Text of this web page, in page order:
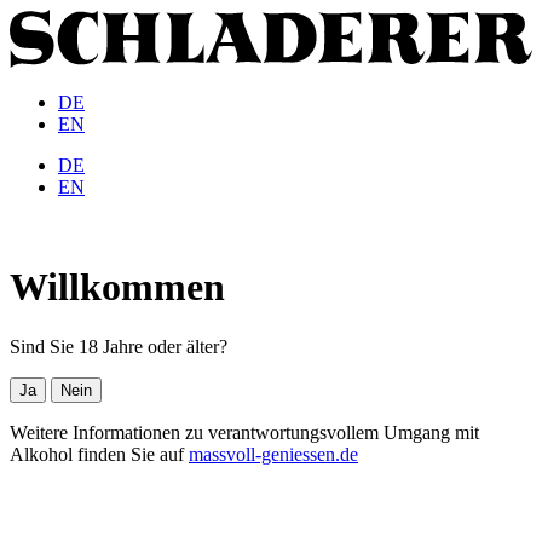
DE
EN
DE
EN
Willkommen
Sind Sie 18 Jahre oder älter?
Ja Nein
Weitere Informationen zu verantwortungsvollem Umgang mit
Alkohol finden Sie aufmassvoll-geniessen.de